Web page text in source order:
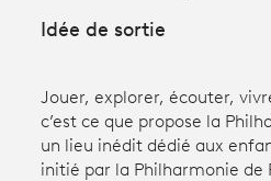
À votre écoute
Productions et innovation
Idée de sortie
Jouer, explorer, écouter,
c’est ce que propose la
un lieu inédit dédié aux
initié par la Philharmonie de